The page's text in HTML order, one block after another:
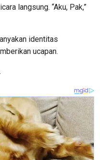
langsung. “Aku, Pak,”
identitas
ucapan.